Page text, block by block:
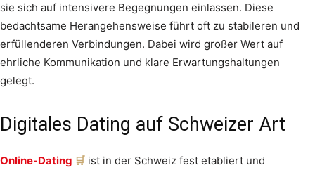
sie sich auf intensivere Begegnungen einlassen. Diese
bedachtsame Herangehensweise führt oft zu stabileren und
erfüllenderen Verbindungen. Dabei wird großer Wert auf
ehrliche Kommunikation und klare Erwartungshaltungen
gelegt.
Digitales Dating auf Schweizer Art
Online-Dating
ist in der Schweiz fest etabliert und